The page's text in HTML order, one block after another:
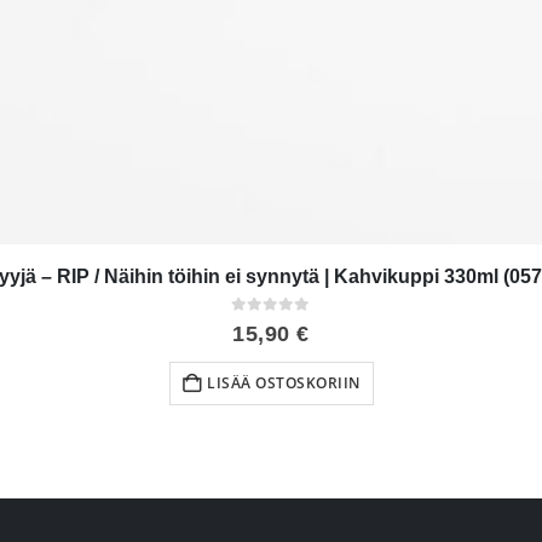
– RIP / Näihin töihin ei synnytä | Kahvikuppi 330ml
0out of 5
15,90€
LISÄÄ OSTOSKORIIN